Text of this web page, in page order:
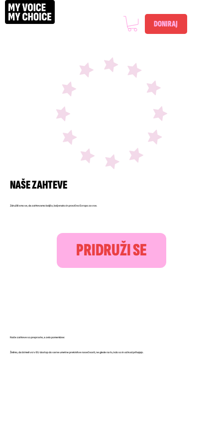
DONIRAJ
PRIDRUŽI SE
Združili smo se, da zahtevamo boljšo, bolj enako in pravično Evropo za vse.
NAŠE ZAHTEVE
Želimo, da bi imeli vsi v EU dostop do varne umetne prekinitve nosečnosti, ne glede na to, kdo so in od kod prihajajo.
Naše zahteve so preproste, a zelo pomembne: